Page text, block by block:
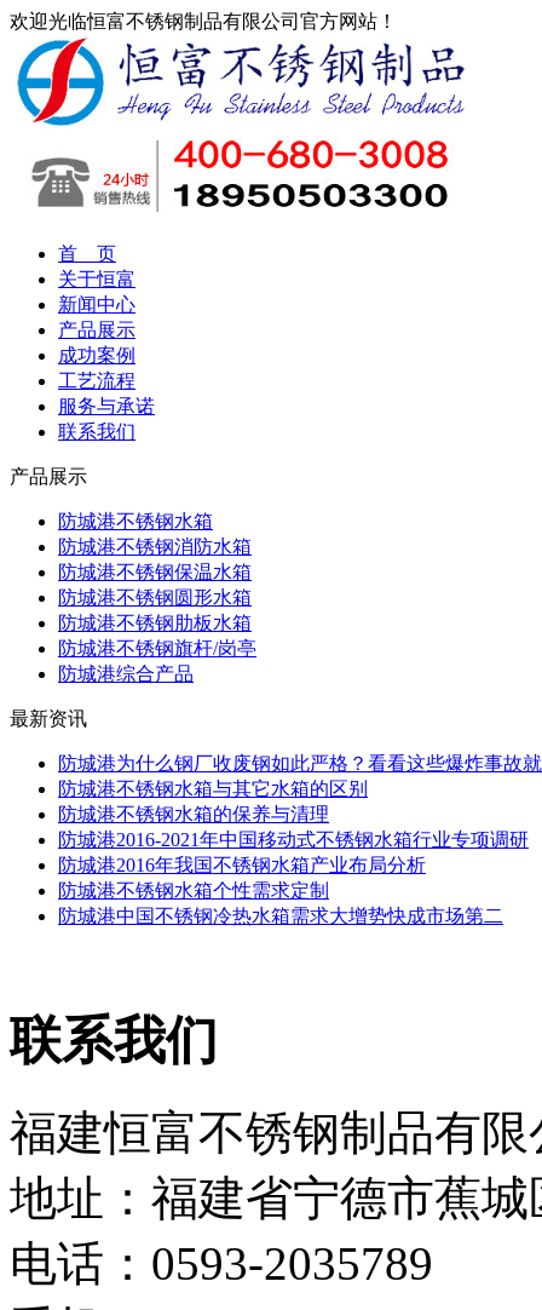
欢迎光临恒富不锈钢制品有限公司官方网站！
首 页
关于恒富
新闻中心
产品展示
成功案例
工艺流程
服务与承诺
联系我们
产品展示
防城港不锈钢水箱
防城港不锈钢消防水箱
防城港不锈钢保温水箱
防城港不锈钢圆形水箱
防城港不锈钢肋板水箱
防城港不锈钢旗杆/岗亭
防城港综合产品
最新资讯
防城港为什么钢厂收废钢如此严格？看看这些爆炸事故
防城港不锈钢水箱与其它水箱的区别
防城港不锈钢水箱的保养与清理
防城港2016-2021年中国移动式不锈钢水箱行业专项调研
防城港2016年我国不锈钢水箱产业布局分析
防城港不锈钢水箱个性需求定制
防城港中国不锈钢冷热水箱需求大增势快成市场第二
联系我们
福建恒富不锈钢制品有限
地址：福建省宁德市蕉城
电话：0593-2035789